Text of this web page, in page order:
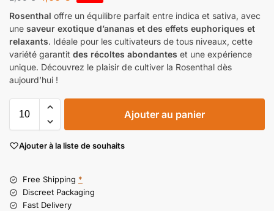
Rosenthal offre un équilibre parfait entre indica et sativa, avec
une saveur exotique d’ananas et des effets euphoriques et
relaxants. Idéale pour les cultivateurs de tous niveaux, cette
variété garantit des récoltes abondantes et une expérience
unique. Découvrez le plaisir de cultiver la Rosenthal dès
aujourd’hui !
Ajouter au panier
Ajouter à la liste de souhaits
Free Shipping *
Discreet Packaging
Fast Delivery